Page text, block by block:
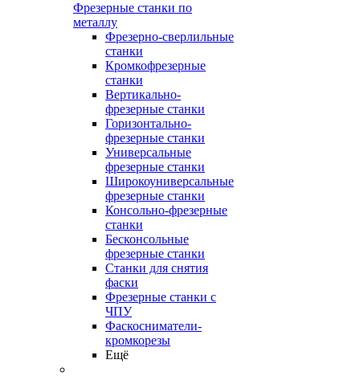
Фрезерные станки по
металлу
Фрезерно-сверлильные
станки
Кромкофрезерные
станки
Вертикально-
фрезерные станки
Горизонтально-
фрезерные станки
Универсальные
фрезерные станки
Широкоуниверсальные
фрезерные станки
Консольно-фрезерные
станки
Бесконсольные
фрезерные станки
Станки для снятия
фаски
Фрезерные станки с
ЧПУ
Фаскосниматели-
кромкорезы
Ещё